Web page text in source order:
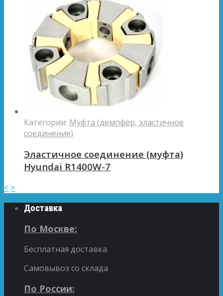
Категории: Муфта (демпфер, эластичное
соединение)
Эластичное соединение (муфта)
Hyundai R1400W-7
< >
Доставка
По Москве:
Бесплатная доставка
Самовывоз со склада
По России: